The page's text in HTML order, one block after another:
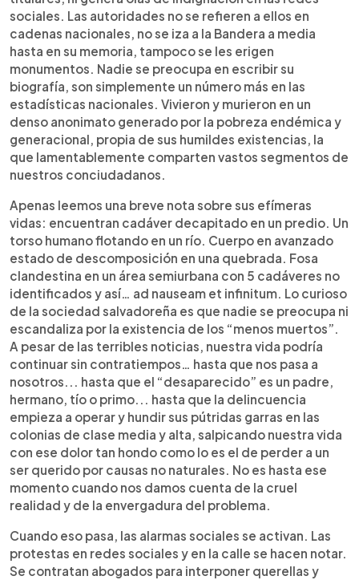
sociales. Las autoridades no se refieren a ellos en
cadenas nacionales, no se iza a la Bandera a media
hasta en su memoria, tampoco se les erigen
monumentos. Nadie se preocupa en escribir su
biografía, son simplemente un número más en las
estadísticas nacionales. Vivieron y murieron en un
denso anonimato generado por la pobreza endémica y
generacional, propia de sus humildes existencias, la
que lamentablemente comparten vastos segmentos de
nuestros conciudadanos.
Apenas leemos una breve nota sobre sus efímeras
vidas: encuentran cadáver decapitado en un predio. Un
torso humano flotando en un río. Cuerpo en avanzado
estado de descomposición en una quebrada. Fosa
clandestina en un área semiurbana con 5 cadáveres no
identificados y así… ad nauseam et infinitum. Lo curioso
de la sociedad salvadoreña es que nadie se preocupa ni
escandaliza por la existencia de los “menos muertos”.
A pesar de las terribles noticias, nuestra vida podría
continuar sin contratiempos… hasta que nos pasa a
nosotros... hasta que el “desaparecido” es un padre,
hermano, tío o primo... hasta que la delincuencia
empieza a operar y hundir sus pútridas garras en las
colonias de clase media y alta, salpicando nuestra vida
con ese dolor tan hondo como lo es el de perder a un
ser querido por causas no naturales. No es hasta ese
momento cuando nos damos cuenta de la cruel
realidad y de la envergadura del problema.
Cuando eso pasa, las alarmas sociales se activan. Las
protestas en redes sociales y en la calle se hacen notar.
Se contratan abogados para interponer querellas y